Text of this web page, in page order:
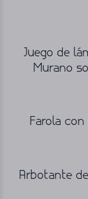
Juego de
Murano
Farola
Arbotante